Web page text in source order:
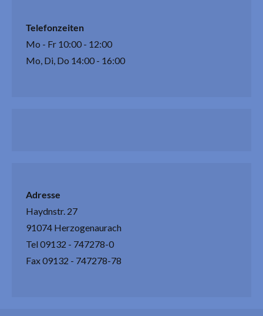
Telefonzeiten
Mo - Fr 10:00 - 12:00
Mo, Di, Do 14:00 - 16:00
Adresse
Haydnstr. 27
91074 Herzogenaurach
Tel 09132 - 747278-0
Fax 09132 - 747278-78